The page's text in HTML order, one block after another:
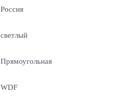
Россия
светлый
Прямоугольная
WDF